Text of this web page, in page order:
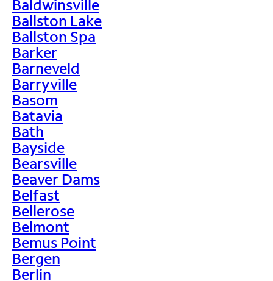
Baldwinsville
Ballston Lake
Ballston Spa
Barker
Barneveld
Barryville
Basom
Batavia
Bath
Bayside
Bearsville
Beaver Dams
Belfast
Bellerose
Belmont
Bemus Point
Bergen
Berlin